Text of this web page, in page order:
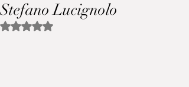
Stefano Lucignolo
Valutazione NaN stelle su 5.